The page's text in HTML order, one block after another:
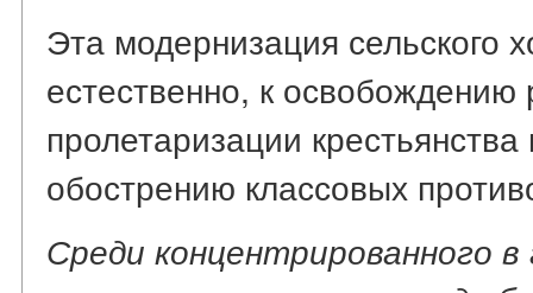
Эта модернизация сельского
естественно, к освобождению
пролетаризации
обострению классовых
Среди концентрированного в